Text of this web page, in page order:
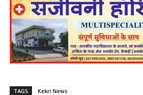
TAGS Kekri News